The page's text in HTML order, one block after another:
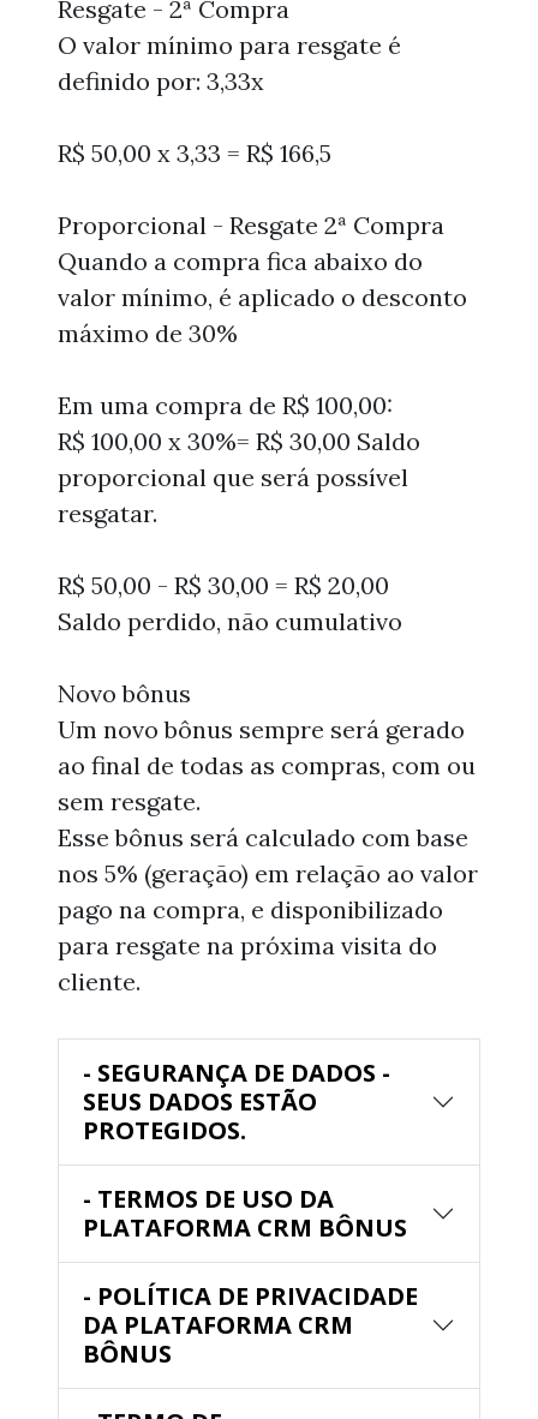
Resgate - 2ª Compra
O valor mínimo para resgate é
definido por: 3,33x
R$ 50,00 x 3,33 = R$ 166,5
Proporcional - Resgate 2ª Compra
Quando a compra fica abaixo do
valor mínimo, é aplicado o desconto
máximo de 30%
Em uma compra de R$ 100,00:
R$ 100,00 x 30%= R$ 30,00 Saldo
proporcional que será possível
resgatar.
R$ 50,00 - R$ 30,00 = R$ 20,00
Saldo perdido, não cumulativo
Novo bônus
Um novo bônus sempre será gerado
ao final de todas as compras, com ou
sem resgate.
Esse bônus será calculado com base
nos 5% (geração) em relação ao valor
pago na compra, e disponibilizado
para resgate na próxima visita do
cliente.
- SEGURANÇA DE DADOS -
SEUS DADOS ESTÃO
PROTEGIDOS.
- TERMOS DE USO DA
PLATAFORMA CRM BÔNUS
- POLÍTICA DE PRIVACIDADE
DA PLATAFORMA CRM
BÔNUS